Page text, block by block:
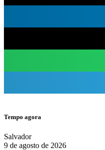
Tempo agora
Salvador
9 de agosto de 2026